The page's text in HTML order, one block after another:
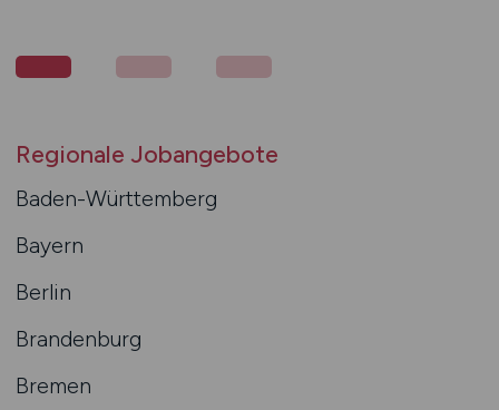
Regionale Jobangebote
Baden-Württemberg
Bayern
Berlin
Brandenburg
Bremen